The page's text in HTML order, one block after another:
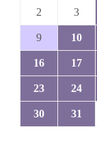
2 3
9 10
16 17
23 24
30 31